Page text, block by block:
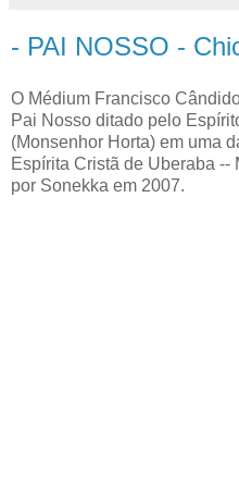
- PAI NOSSO -
O Médium Francisco
Pai Nosso ditado pelo
(Monsenhor Horta) em uma
Espírita Cristã de Uberaba
por Sonekka em 2007.